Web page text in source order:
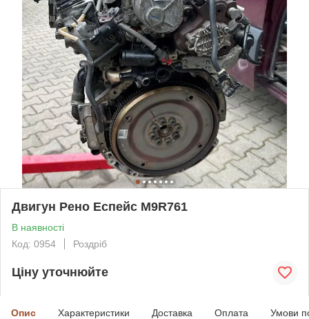
Двигун Рено Еспейс M9R761
В наявності
Код: 0954
Роздріб
Ціну уточнюйте
Опис Характеристики Доставка Оплата Умови